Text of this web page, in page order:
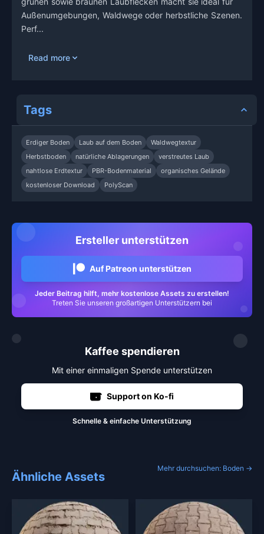
Außenumgebungen, Waldwege oder herbstliche Szenen.
Perf...
Read more
Tags
Erdiger Boden Laub auf dem Boden
Waldwegtextur
Herbstboden
natürliche Ablagerungen
verstreutes Laub
nahtlose Erdtextur
PBR-Bodenmaterial
organisches Gelände
kostenloser Download
PolyScan
Ersteller unterstützen
Auf Patreon unterstützen
Jeder Beitrag hilft, mehr kostenlose Assets zu erstellen!
Treten Sie unseren großartigen Unterstützern bei
Kaffee spendieren
Mit einer einmaligen Spende unterstützen
Support on Ko-fi
Schnelle & einfache Unterstützung
Ähnliche Assets
Mehr durchsuchen: Boden →